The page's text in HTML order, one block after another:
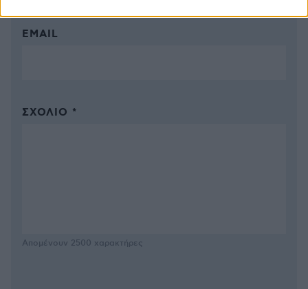
EMAIL
ΣΧΌΛΙΟ *
Απομένουν 2500 χαρακτήρες